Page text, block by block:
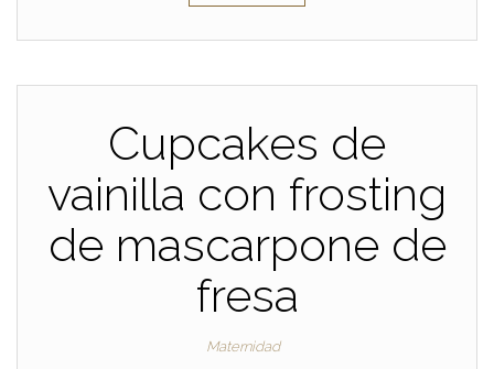
Cupcakes de
vainilla con frosting
de mascarpone de
fresa
Maternidad